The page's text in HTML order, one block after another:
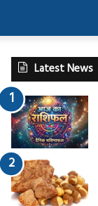
Latest News